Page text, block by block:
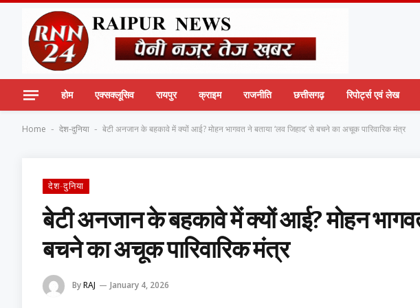
होम एक्सक्लूसिव रायपुर क्राइम राजनीति छत्तीसगढ़ रिपोर्ट्स एवं लेख
Home - देश-दुनिया - बेटी अनजान के बहकावे में क्यों आई? मोहन भागवत ने बताया ‘लव जिहाद’ से बचने का अचूक पारिवारिक मंत्र
देश-दुनिया
बेटी अनजान के बहकावे में क्यों आई? मोहन
बचने का अचूक पारिवारिक मंत्र
ByRAJ January 4, 2026